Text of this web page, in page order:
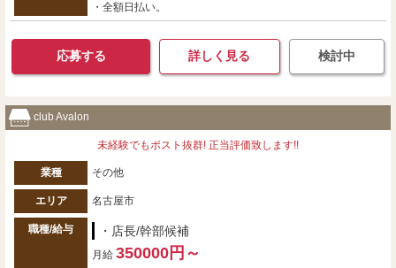
・全額日払い。
応募する 詳しく見る 検討中
club Avalon
未経験でもポスト抜群! 正当評価致します!!
業種 その他
エリア 名古屋市
職種/給与 ・店長/幹部候補
月給 350000円～